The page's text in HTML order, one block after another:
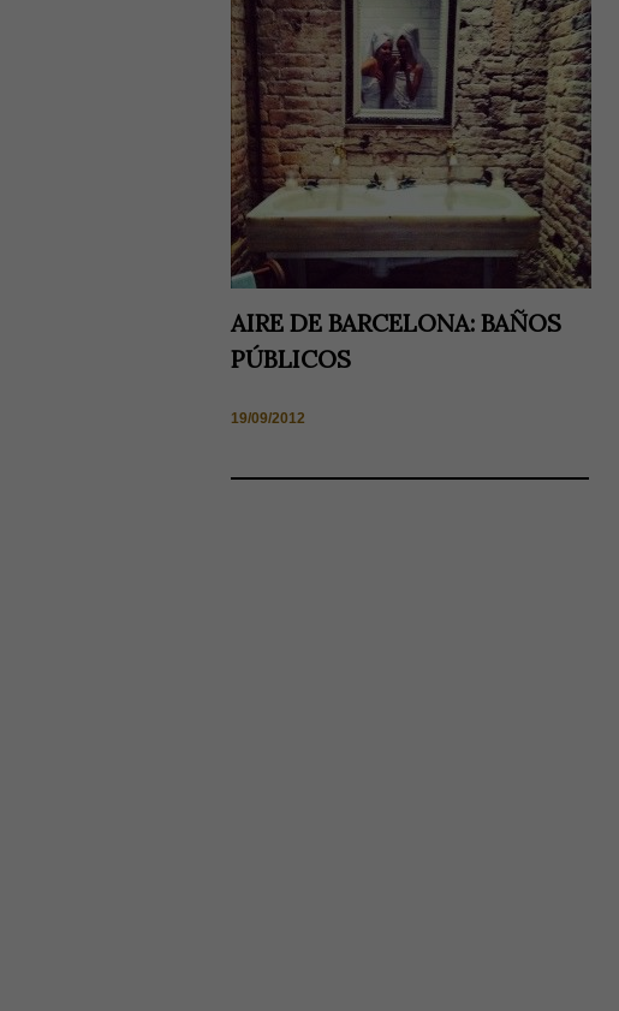
AIRE DE BARCELONA: BAÑOS
PÚBLICOS
19/09/2012